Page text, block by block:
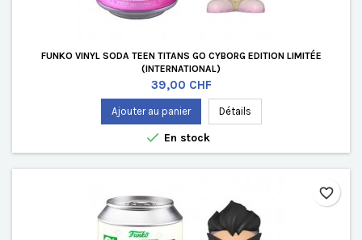
FUNKO VINYL SODA TEEN TITANS GO CYBORG EDITION LIMITÉE
(INTERNATIONAL)
Prix
39,00 CHF
Ajouter au panier Détails
 En stock
favorite_border